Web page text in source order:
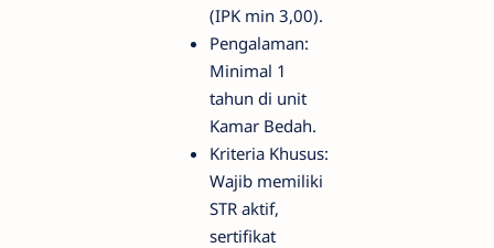
(IPK min 3,00).
Pengalaman:
Minimal 1
tahun di unit
Kamar Bedah.
Kriteria Khusus:
Wajib memiliki
STR aktif,
sertifikat